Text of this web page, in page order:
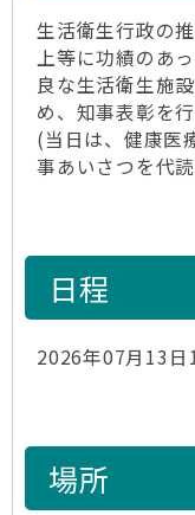
生活衛生行政の
上等に功績のあ
良な生活衛生施
め、知事表彰を行
(当日は、健康医
事あいさつを代
日程
2026年07月13
場所